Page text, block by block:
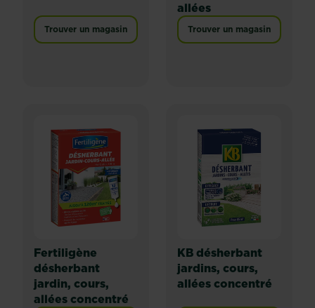
Trouver un magasin
allées
Trouver un magasin
Fertiligène
désherbant
jardin, cours,
allées concentré
KB désherbant
jardins, cours,
allées concentré